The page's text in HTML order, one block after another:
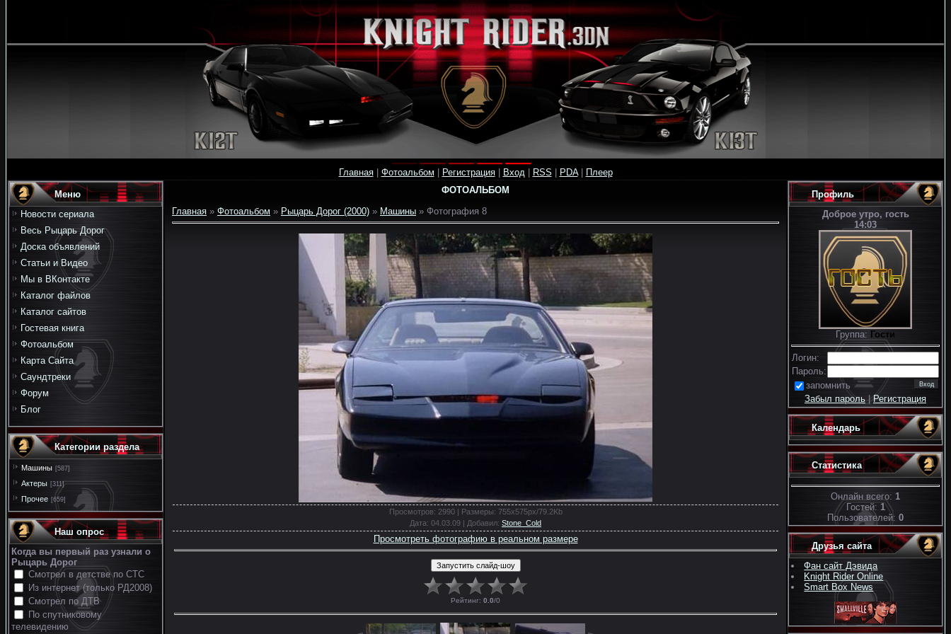
Главная| Фотоальбом Регистрация| Вход| RSS PDA| Плеер
Меню
Новости сериала
Весь Рыцарь Дорог
Доска объявлений
Статьи и Видео
Мы в ВКонтакте
Каталог файлов
Каталог сайтов
Гостевая книга
Фотоальбом
Карта Сайта
Саундтреки
Форум
Блог
Категории раздела
Машины [587]
Актеры [311]
Прочее [659]
Наш опрос
Когда вы первый раз узнали о
Рыцарь Дорог
Смотрел в детстве по СТС
Из интернет (только РД2008)
Смотрел по ДТВ
По спутниковому
телевидению
ФОТОАЛЬБОМ
Главная » Фотоальбом » Рыцарь Дорог (2000) » Машины » Фотография 8
Просмотров: 2990 | Размеры: 755x575px/79.2Kb
Дата: 04.03.09 | Добавил: Stone_Cold
Просмотреть фотографию в реальном размере
Рейтинг: 0.0/0
Профиль
Доброе утро, гость
14:03
Группа: Гости
Логин:
Пароль:
запомнить
Забыл пароль|Регистрация
Календарь
Статистика
Онлайн всего: 1
Гостей: 1
Пользователей: 0
Друзья сайта
Фан сайт Дэвида
Knight Rider Online
Smart Box News